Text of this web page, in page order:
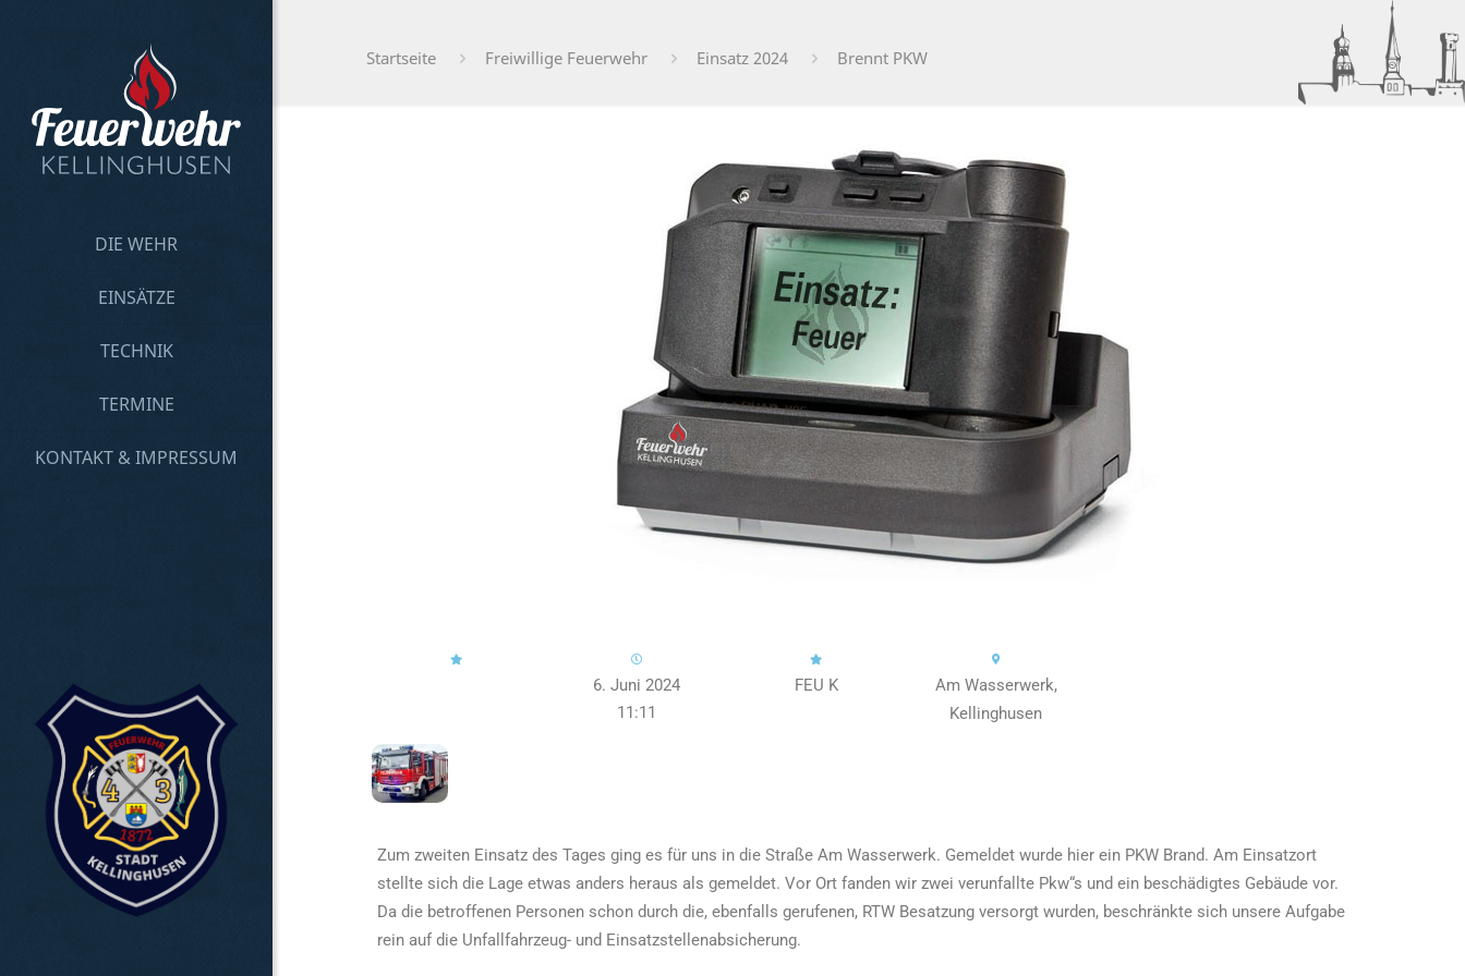
DIE WEHR
EINSÄTZE
TECHNIK
TERMINE
KONTAKT & IMPRESSUM
Startseite Freiwillige Feuerwehr Einsatz 2024 Brennt PKW
6. Juni 2024
11:11
FEU K
Am Wasserwerk,
Kellinghusen
Zum zweiten Einsatz des Tages ging es für uns in die Straße Am Wasserwerk. Gemeldet wurde hier ein PKW Brand. Am Einsatzort
stellte sich die Lage etwas anders heraus als gemeldet. Vor Ort fanden wir zwei verunfallte Pkw“s und ein beschädigtes Gebäude vor.
Da die betroffenen Personen schon durch die, ebenfalls gerufenen, RTW Besatzung versorgt wurden, beschränkte sich unsere Aufgabe
rein auf die Unfallfahrzeug- und Einsatzstellenabsicherung.